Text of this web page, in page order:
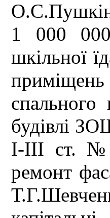
1 000
шкільної
будівлі
І-ІІІ ст.
ремонт